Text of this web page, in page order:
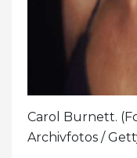
Carol Burnett.
Archivfotos /